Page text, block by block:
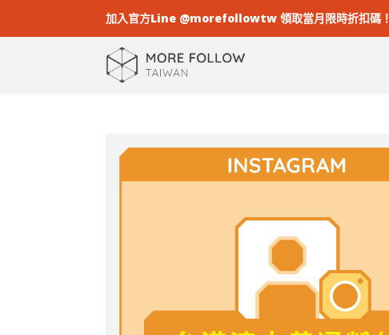
加入官方Line @morefollowtw 領取當月限時折扣碼！